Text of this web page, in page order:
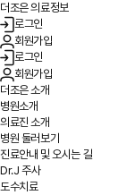
더조은 의료정보
로그인
회원가입
로그인
회원가입
더조은 소개
병원소개
의료진 소개
병원 둘러보기
진료안내 및 오시는 길
Dr.J 주사
도수치료